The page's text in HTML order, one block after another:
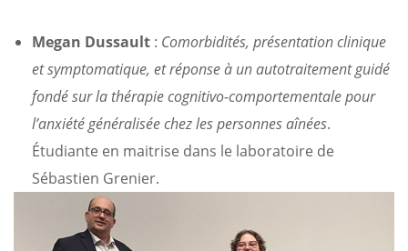
Megan Dussault : Comorbidités, présentation clinique
et symptomatique, et réponse à un autotraitement guidé
fondé sur la thérapie cognitivo-comportementale pour
l’anxiété généralisée chez les personnes aînées.
Étudiante en maitrise dans le laboratoire de
Sébastien Grenier.